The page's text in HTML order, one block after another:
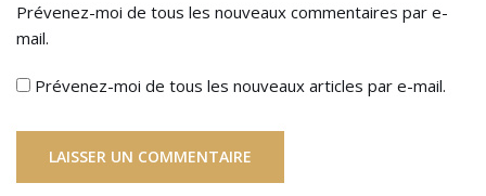
Prévenez-moi de tous les nouveaux commentaires par e-
mail.
Prévenez-moi de tous les nouveaux articles par e-mail.